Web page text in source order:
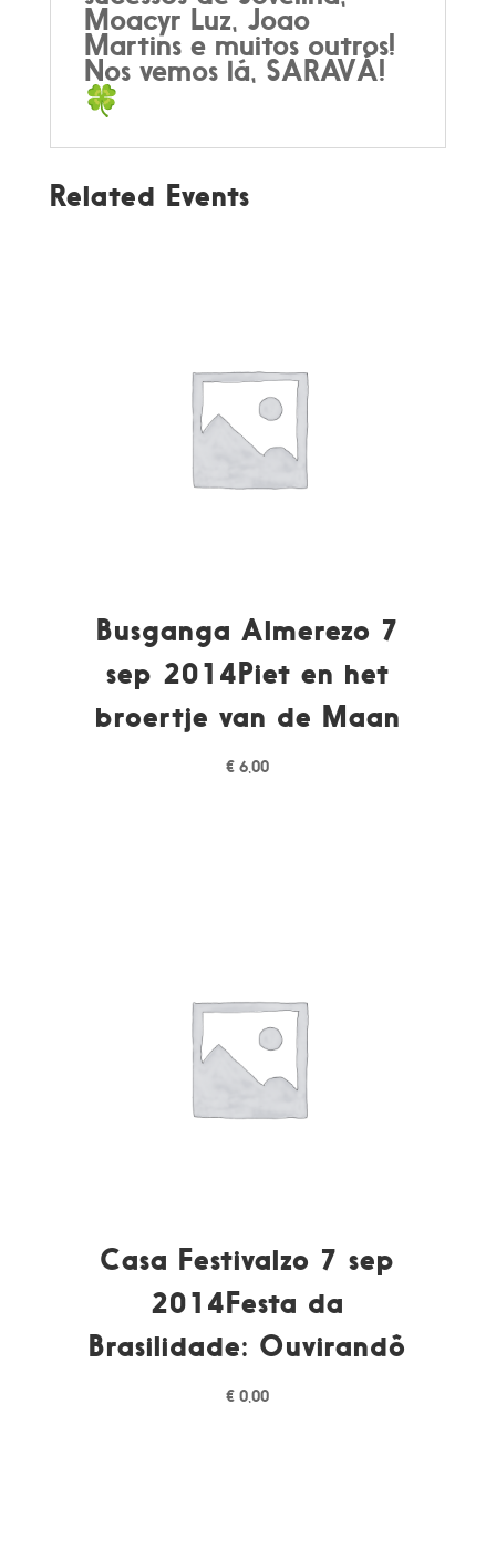
Moacyr Luz, Joao
Martins e muitos outros!
Nos vemos lá, SARAVÁ!
Related Events
Busganga Almerezo 7
sep 2014Piet en het
broertje van de Maan
€ 6,00
Casa Festivalzo 7 sep
2014Festa da
Brasilidade: Ouvirandô
€ 0,00